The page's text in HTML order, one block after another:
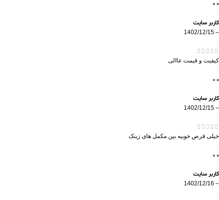
0
0
کاربر سایت
–
1402/12/15
کیفیت و قیمت عاالی
0
0
کاربر سایت
–
1402/12/15
خیلی قرص خوبیه بین مکمل های زینک
0
0
کاربر سایت
–
1402/12/16